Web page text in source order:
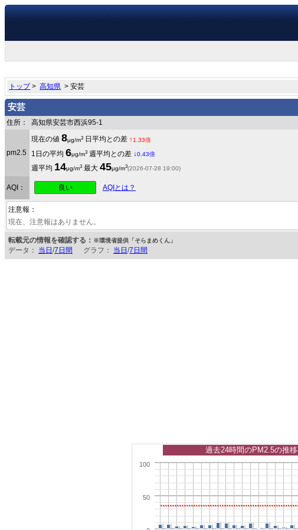
トップ>高知県 > 安芸
安芸
住所： 高知県安芸市西浜95-1
pm2.5
現在の値 8μg/m3 日平均との差 ↑1.33倍
1日の平均 6μg/m3 週平均との差 ↓0.43倍
週平均 14μg/m3 最大 45μg/m3(2026-07-28 19:00)
AQI： 良い AQIとは？
注意報：
現在、注意報はありません。
転載元の情報を確認する： ※環境省提供「そらまめくん」
データ： 当日 /7日間 グラフ： 当日 /7日間
50
100
過去24時間のPM2.5の推移